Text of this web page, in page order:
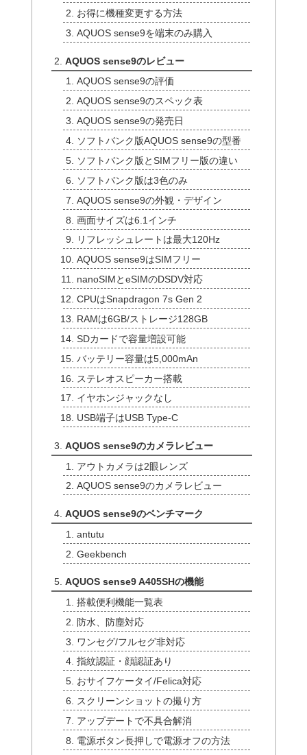
お得に機種変更する方法
AQUOS sense9を端末のみ購入
AQUOS sense9のレビュー
AQUOS sense9の評価
AQUOS sense9のスペック表
AQUOS sense9の発売日
ソフトバンク版AQUOS sense9の型番
ソフトバンク版とSIMフリー版の違い
ソフトバンク版は3色のみ
AQUOS sense9の外観・デザイン
画面サイズは6.1インチ
リフレッシュレートは最大120Hz
AQUOS sense9はSIMフリー
nanoSIMとeSIMのDSDV対応
CPUはSnapdragon 7s Gen 2
RAMは6GB/ストレージ128GB
SDカードで容量増設可能
バッテリー容量は5,000mAn
ステレオスピーカー搭載
イヤホンジャックなし
USB端子はUSB Type-C
AQUOS sense9のカメラレビュー
アウトカメラは2眼レンズ
AQUOS sense9のカメラレビュー
AQUOS sense9のベンチマーク
antutu
Geekbench
AQUOS sense9 A405SHの機能
搭載便利機能一覧表
防水、防塵対応
ワンセグ/フルセグ非対応
指紋認証・顔認証あり
おサイフケータイ/Felica対応
スクリーンショットの撮り方
アップデートで不具合解消
電源ボタン長押しで電源オフの方法